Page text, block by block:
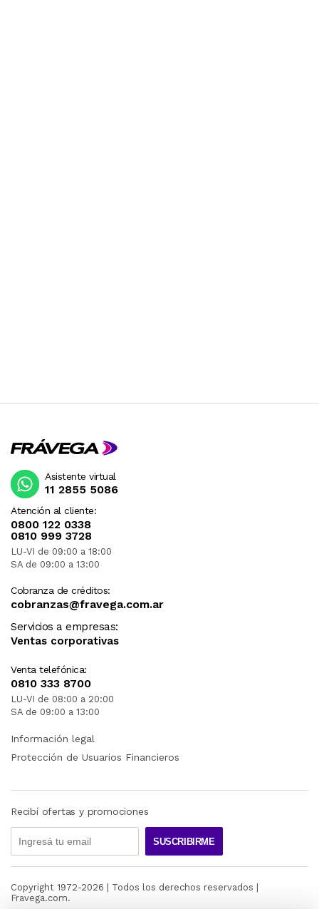
Atención al cliente:
0800 122 0338
0810 999 3728
LU-VI de 09:00 a 18:00
SA de 09:00 a 13:00
Cobranza de créditos:
cobranzas@fravega.com.ar
Servicios a empresas:
Ventas corporativas
Venta telefónica:
0810 333 8700
LU-VI de 08:00 a 20:00
SA de 09:00 a 13:00
Asistente virtual
11 2855 5086
Información legal
Protección de Usuarios Financieros
Recibí ofertas y promociones
SUSCRIBIRME
Copyright 1972-2026 | Todos los derechos reservados |
Fravega.com.